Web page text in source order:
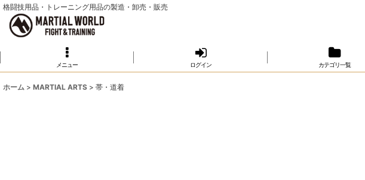
格闘技用品・トレーニング用品の製造・卸売・販売
メニュー ログイン カテゴリ一覧
ホーム > MARTIAL ARTS > 帯・道着